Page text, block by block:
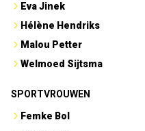
Eva Jinek
Hélène Hendriks
Malou Petter
Welmoed Sijtsma
SPORTVROUWEN
Femke Bol